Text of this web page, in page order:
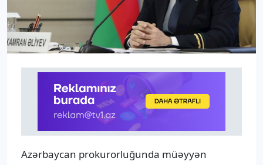
Azərbaycan prokurorluğunda müəyyən